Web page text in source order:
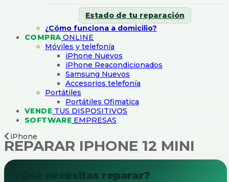
Estado de tu reparación
¿Cómo funciona a domicilio?
COMPRA ONLINE
Móviles y telefonía
iPhone Nuevos
iPhone Reacondicionados
Samsung Nuevos
Accesorios telefonía
Portátiles
Portátiles Ofimatica
VENDE TUS DISPOSITIVOS
SOFTWARE EMPRESAS
iPhone
REPARAR IPHONE 12 MINI
¿Qué necesitas reparar?